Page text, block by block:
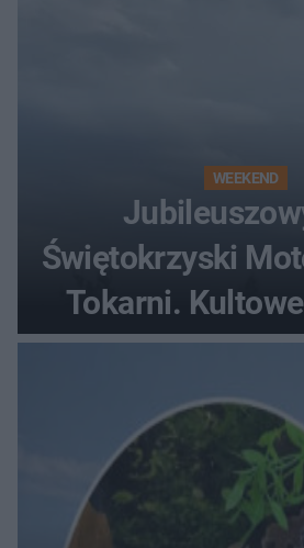
WEEKEND
Świętokrzyski
Tokarni.
pokazy i
Muzeum Wsi